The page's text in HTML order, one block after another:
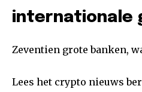
internationale
Zeventien grote banken,
Lees het crypto nieuws